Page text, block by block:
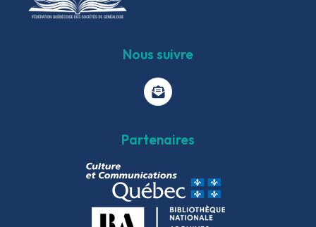
Nous suivre
Partenaires